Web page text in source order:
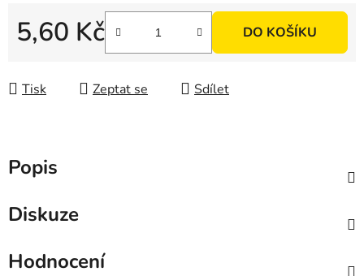
5,60 Kč DO KOŠÍKU
Tisk Zeptat se Sdílet
Popis
Diskuze
Hodnocení